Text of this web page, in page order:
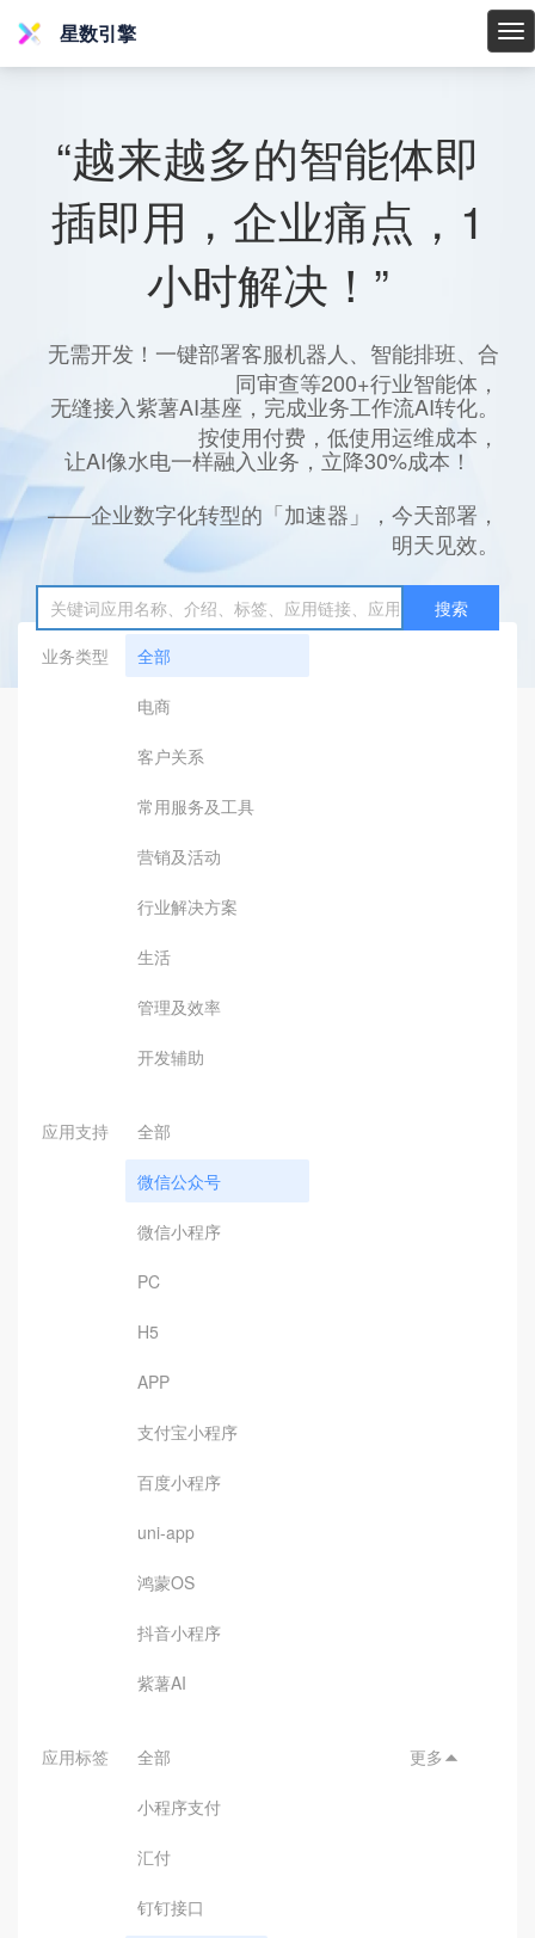
星
星数引擎
“越来越多的智能体即
插即用，企业痛点，1
小时解决！”
无需开发！一键部署客服机器人、智能排班、合
同审查等200+行业智能体，
无缝接入紫薯AI基座，完成业务工作流AI转化。
按使用付费，低使用运维成本，
让AI像水电一样融入业务，立降30%成本！
——企业数字化转型的「加速器」，今天部署，
明天见效。
搜索
业务类型
全部
电商
客户关系
常用服务及工具
营销及活动
行业解决方案
生活
管理及效率
开发辅助
应用支持 全部
微信公众号
微信小程序
PC
H5
APP
支付宝小程序
百度小程序
uni-app
鸿蒙OS
抖音小程序
紫薯AI
应用标签 全部
小程序支付
汇付
钉钉接口
更多 